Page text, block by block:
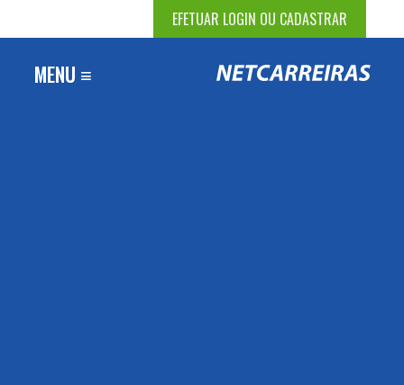
EFETUAR LOGIN OU CADASTRAR
MENU ≡